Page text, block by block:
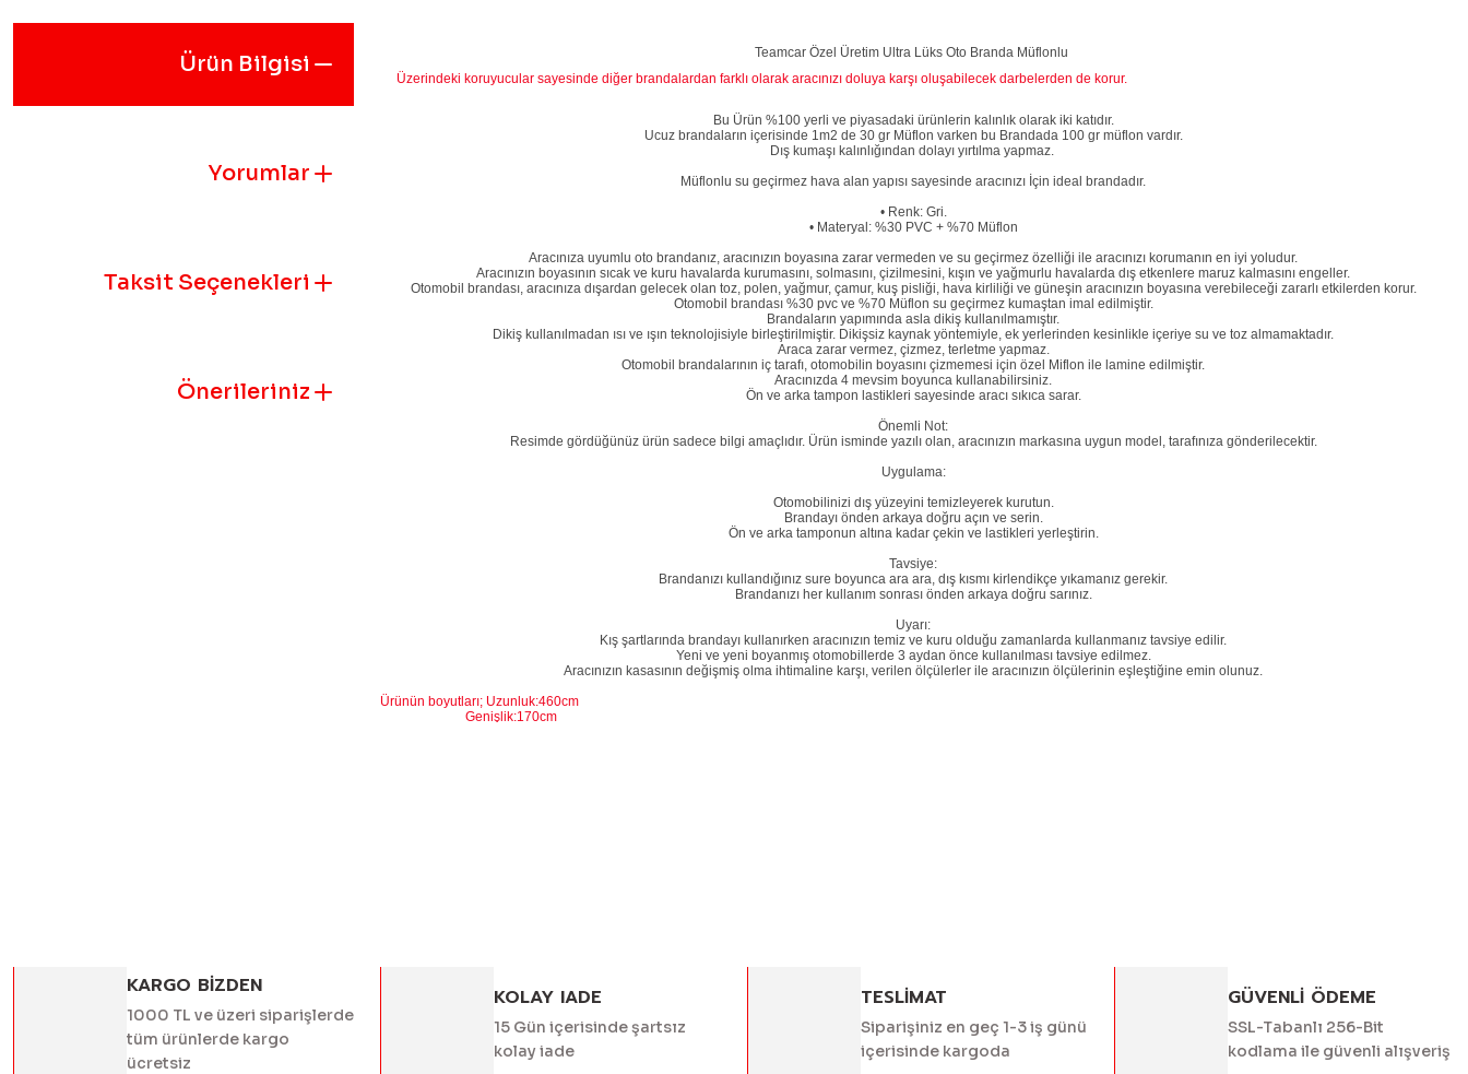
Ürün Bilgisi
Yorumlar
Taksit Seçenekleri
Önerileriniz
Teamcar Özel Üretim Ultra Lüks Oto Branda Müflonlu
Üzerindeki koruyucular sayesinde diğer brandalardan farklı olarak aracınızı doluya karşı oluşabilecek darbelerden de korur.
Bu Ürün %100 yerli ve piyasadaki ürünlerin kalınlık olarak iki katıdır.
Ucuz brandaların içerisinde 1m2 de 30 gr Müflon varken bu Brandada 100 gr müflon vardır.
Dış kumaşı kalınlığından dolayı yırtılma yapmaz.
Müflonlu su geçirmez hava alan yapısı sayesinde aracınızı İçin ideal brandadır.
• Renk: Gri.
• Materyal: %30 PVC + %70 Müflon
Aracınıza uyumlu oto brandanız, aracınızın boyasına zarar vermeden ve su geçirmez özelliği ile aracınızı korumanın en iyi yoludur.
Aracınızın boyasının sıcak ve kuru havalarda kurumasını, solmasını, çizilmesini, kışın ve yağmurlu havalarda dış etkenlere maruz kalmasını engeller.
Otomobil brandası, aracınıza dışardan gelecek olan toz, polen, yağmur, çamur, kuş pisliği, hava kirliliği ve güneşin aracınızın boyasına verebileceği zararlı etkilerden korur.
Otomobil brandası %30 pvc ve %70 Müflon su geçirmez kumaştan imal edilmiştir.
Brandaların yapımında asla dikiş kullanılmamıştır.
Dikiş kullanılmadan ısı ve ışın teknolojisiyle birleştirilmiştir. Dikişsiz kaynak yöntemiyle, ek yerlerinden kesinlikle içeriye su ve toz almamaktadır.
Araca zarar vermez, çizmez, terletme yapmaz.
Otomobil brandalarının iç tarafı, otomobilin boyasını çizmemesi için özel Miflon ile lamine edilmiştir.
Aracınızda 4 mevsim boyunca kullanabilirsiniz.
Ön ve arka tampon lastikleri sayesinde aracı sıkıca sarar.
Önemli Not:
Resimde gördüğünüz ürün sadece bilgi amaçlıdır. Ürün isminde yazılı olan, aracınızın markasına uygun model, tarafınıza gönderilecektir.
Uygulama:
Otomobilinizi dış yüzeyini temizleyerek kurutun.
Brandayı önden arkaya doğru açın ve serin.
Ön ve arka tamponun altına kadar çekin ve lastikleri yerleştirin.
Tavsiye:
Brandanızı kullandığınız sure boyunca ara ara, dış kısmı kirlendikçe yıkamanız gerekir.
Brandanızı her kullanım sonrası önden arkaya doğru sarınız.
Uyarı:
Kış şartlarında brandayı kullanırken aracınızın temiz ve kuru olduğu zamanlarda kullanmanız tavsiye edilir.
Yeni ve yeni boyanmış otomobillerde 3 aydan önce kullanılması tavsiye edilmez.
Aracınızın kasasının değişmiş olma ihtimaline karşı, verilen ölçülerler ile aracınızın ölçülerinin eşleştiğine emin olunuz.
Ürünün boyutları; Uzunluk:460cm
Genişlik:170cm
KARGO BİZDEN
1000 TL ve üzeri siparişlerde
tüm ürünlerde kargo
ücretsiz
KOLAY IADE
15 Gün içerisinde şartsız
kolay iade
TESLİMAT
Siparişiniz en geç 1-3 iş günü
içerisinde kargoda
GÜVENLİ ÖDEME
SSL-Tabanlı 256-Bit
kodlama ile güvenli alışveriş